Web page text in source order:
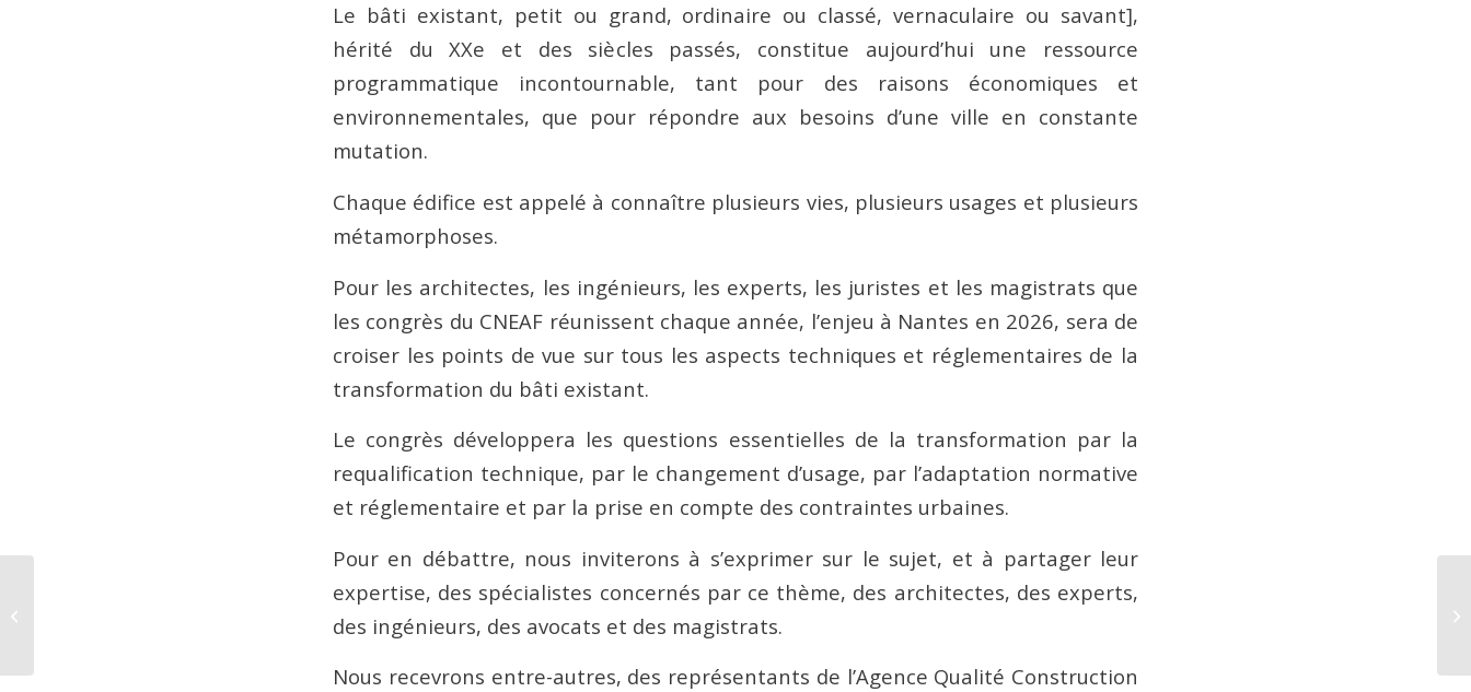
Le bâti existant, petit ou grand, ordinaire ou classé, vernaculaire ou savant],
hérité du XXe et des siècles passés, constitue aujourd’hui une ressource
programmatique incontournable, tant pour des raisons économiques et
environnementales, que pour répondre aux besoins d’une ville en constante
mutation.
Chaque édifice est appelé à connaître plusieurs vies, plusieurs usages et plusieurs
métamorphoses.
Pour les architectes, les ingénieurs, les experts, les juristes et les magistrats que
les congrès du CNEAF réunissent chaque année, l’enjeu à Nantes en 2026, sera de
croiser les points de vue sur tous les aspects techniques et réglementaires de la
transformation du bâti existant.
Le congrès développera les questions essentielles de la transformation par la
requalification technique, par le changement d’usage, par l’adaptation normative
et réglementaire et par la prise en compte des contraintes urbaines.
Pour en débattre, nous inviterons à s’exprimer sur le sujet, et à partager leur
expertise, des spécialistes concernés par ce thème, des architectes, des experts,
des ingénieurs, des avocats et des magistrats.
Nous recevrons entre-autres, des représentants de l’Agence Qualité Construction